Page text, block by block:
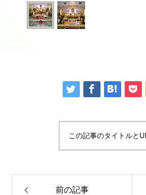
この記事のタイトルと
前の記事